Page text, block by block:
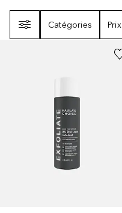
Catégories
Prix